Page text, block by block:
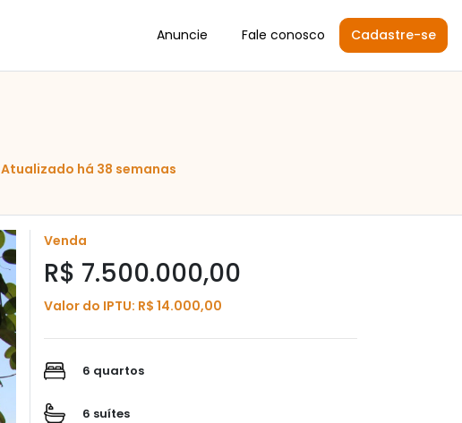
Anuncie Fale conosco Cadastre-se
Atualizado há 38 semanas
Venda
R$ 7.500.000,00
Valor do IPTU: R$ 14.000,00
6 quartos
6 suítes